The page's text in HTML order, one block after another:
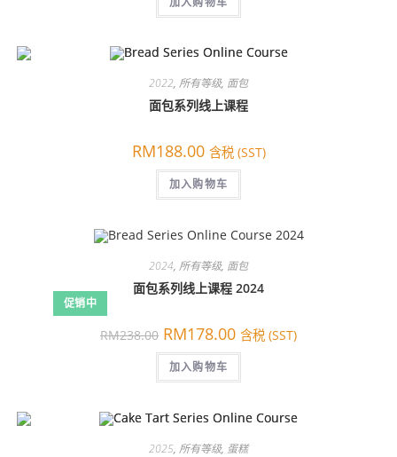
为：
2022, 所有等级, 面包
面包系列线上课程
RM188.00 含税 (SST)
加入购物车
促销中
2024, 所有等级, 面包
面包系列线上课程 2024
RM238.00 原
价
为：
RM238.00。
RM178.00当
前
价
为：
含税 (SST)
加入购物车
2025, 所有等级, 蛋糕